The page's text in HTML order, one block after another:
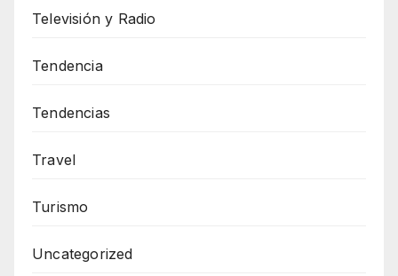
Televisión y Radio
Tendencia
Tendencias
Travel
Turismo
Uncategorized